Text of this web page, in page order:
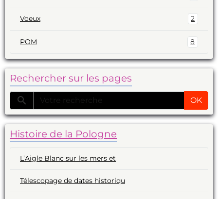
Voeux 2
POM 8
Rechercher sur les pages
OK
Histoire de la Pologne
L’Aigle Blanc sur les mers et
Télescopage de dates historiqu